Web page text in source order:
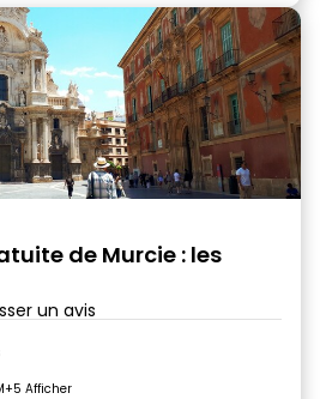
de Murcie : les
un avis
+5 Afficher